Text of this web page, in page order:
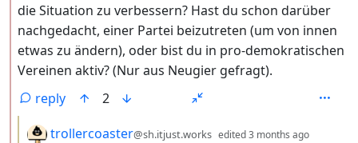
die Situation zu verbessern? Hast du schon darüber
nachgedacht, einer Partei beizutreten (um von innen
etwas zu ändern), oder bist du in pro-demokratischen
Vereinen aktiv? (Nur aus Neugier gefragt).
reply
2
by
trollercoaster@sh.itjust.works edited3 months ago